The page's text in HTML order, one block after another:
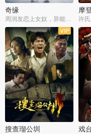
奇缘
周润发恋上女奴，异能护体战邪派
摩
许
搜查瑠公圳 戏